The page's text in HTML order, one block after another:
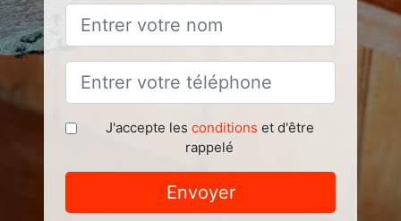
J'accepte les conditions et d'être
rappelé
Envoyer